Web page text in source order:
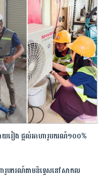
ាយរៀង ផ្តល់អាហារូបករណ៍១០០%
រូបករណ៍តាមនិទ្ទេសនៅសាកល